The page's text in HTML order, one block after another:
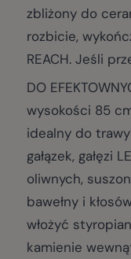
zbliżony do
rozbicie,
REACH. Jeśli
DO
wysokości 85
idealny do
gałązek, gałęzi
oliwnych,
bawełny i
włożyć
kamienie